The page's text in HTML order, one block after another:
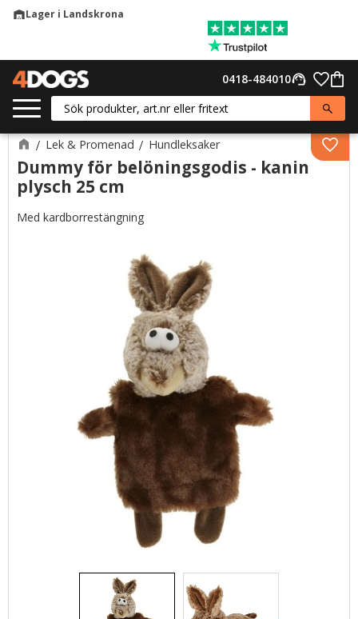
warehouseLager i Landskrona
support_agent
0418-484010
Lek & Promenad Hundleksaker
Dummy för belöningsgodis - kanin
plysch 25 cm
Med kardborrestängning